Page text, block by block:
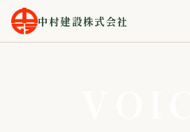
中村建設株式会社